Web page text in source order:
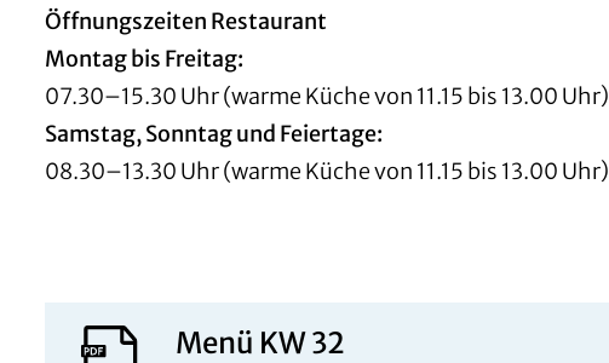
Öffnungszeiten Restaurant
Montag bis Freitag:
07.30–15.30 Uhr (warme Küche von 11.15 bis 13.00 Uhr)
Samstag, Sonntag und Feiertage:
08.30–13.30 Uhr (warme Küche von 11.15 bis 13.00 Uhr)
Menü KW 32